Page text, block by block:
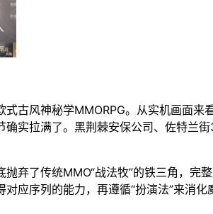
式古风神秘学MMORPG。从实机画面
实拉满了。黑荆棘安保公司、佐特兰
弃了传统MMO“战法牧”的铁三角，完
应序列的能力，再遵循“扮演法”来消